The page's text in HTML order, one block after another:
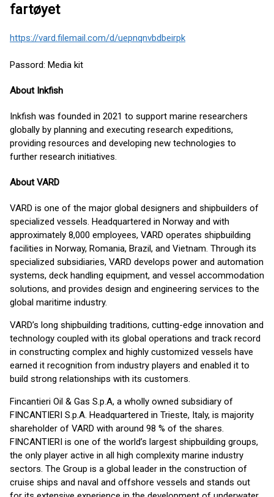
fartøyet
https://vard.filemail.com/d/uepnqnvbdbeirpk
Passord: Media kit
About Inkfish
Inkfish was founded in 2021 to support marine researchers
globally by planning and executing research expeditions,
providing resources and developing new technologies to
further research initiatives.
About VARD
VARD is one of the major global designers and shipbuilders of
specialized vessels. Headquartered in Norway and with
approximately 8,000 employees, VARD operates shipbuilding
facilities in Norway, Romania, Brazil, and Vietnam. Through its
specialized subsidiaries, VARD develops power and automation
systems, deck handling equipment, and vessel accommodation
solutions, and provides design and engineering services to the
global maritime industry.
VARD’s long shipbuilding traditions, cutting-edge innovation and
technology coupled with its global operations and track record
in constructing complex and highly customized vessels have
earned it recognition from industry players and enabled it to
build strong relationships with its customers.
Fincantieri Oil & Gas S.p.A, a wholly owned subsidiary of
FINCANTIERI S.p.A. Headquartered in Trieste, Italy, is majority
shareholder of VARD with around 98 % of the shares.
FINCANTIERI is one of the world’s largest shipbuilding groups,
the only player active in all high complexity marine industry
sectors. The Group is a global leader in the construction of
cruise ships and naval and offshore vessels and stands out